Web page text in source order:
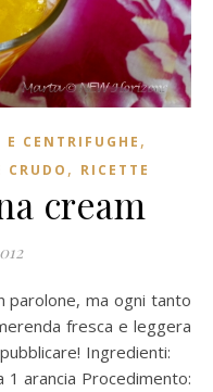
CENTRIFUGHE ,
CRUDO , RICETTE
cream
fresca e leggera
Ingredienti:
arancia Procedimento: